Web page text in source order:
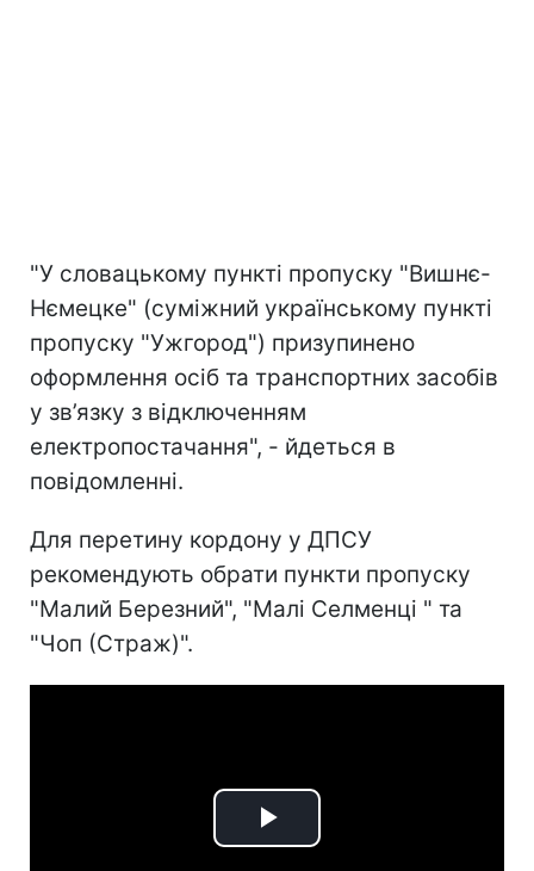
"У словацькому пункті пропуску "Вишнє-
Нємецке" (суміжний українському пункті
пропуску "Ужгород") призупинено
оформлення осіб та транспортних засобів
у зв’язку з відключенням
електропостачання", - йдеться в
повідомленні.
Для перетину кордону у ДПСУ
рекомендують обрати пункти пропуску
"Малий Березний", "Малі Селменці " та
"Чоп (Страж)".
Play